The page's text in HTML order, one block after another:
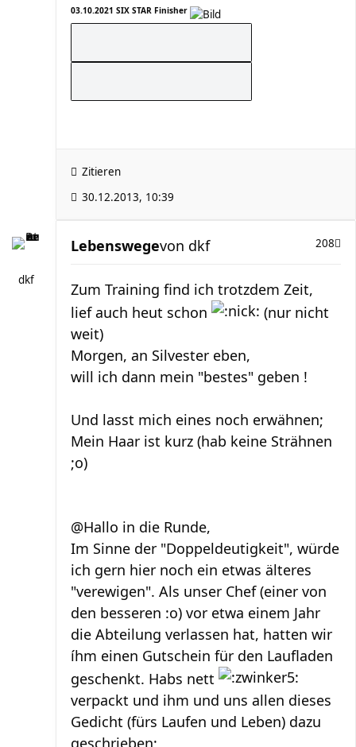
03.10.2021 SIX STAR Finisher
Zitieren
30.12.2013, 10:39
dkf
Lebenswege 208
von dkf
Zum Training find ich trotzdem Zeit,
lief auch heut schon
(nur nicht
weit)
Morgen, an Silvester eben,
will ich dann mein "bestes" geben !
Und lasst mich eines noch erwähnen;
Mein Haar ist kurz (hab keine Strähnen
;o)
@Hallo in die Runde,
Im Sinne der "Doppeldeutigkeit", würde
ich gern hier noch ein etwas älteres
"verewigen". Als unser Chef (einer von
den besseren :o) vor etwa einem Jahr
die Abteilung verlassen hat, hatten wir
íhm einen Gutschein für den Laufladen
geschenkt. Habs nett
verpackt und ihm und uns allen dieses
Gedicht (fürs Laufen und Leben) dazu
geschrieben;